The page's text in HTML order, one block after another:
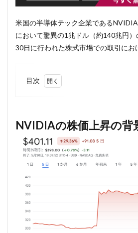
米国の半導体テック企業である
において驚異の1兆ドル（約140兆円
30日に行われた株式市場での取引にお
目次
上昇の
背景
2
まと
め
NVIDIAの株価上昇の背